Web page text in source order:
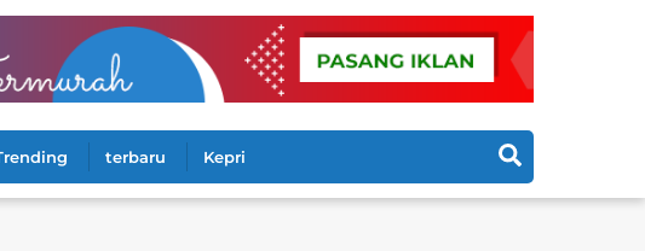
terbaru Kepri